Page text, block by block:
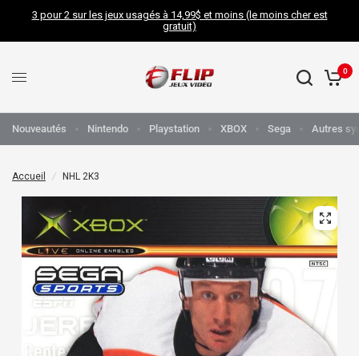
3 pour 2 sur les jeux usagés à 14,99$ et moins (le moins cher est
gratuit)
0
Nouveautés Nintendo Playstation XBOX Sega Autres
Accueil / NHL 2K3